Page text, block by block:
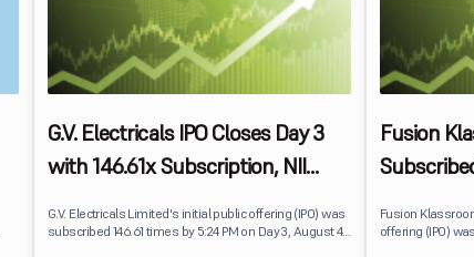
G.V. Electricals IPO Closes Day 3
with 146.61x Subscription, NII
G.V. Electricals Limited's initial public offering (IPO) was
subscribed 146.61 times by 5:24 PM on Day 3, August 4,
Fusion
Fusion
offering (IPO)